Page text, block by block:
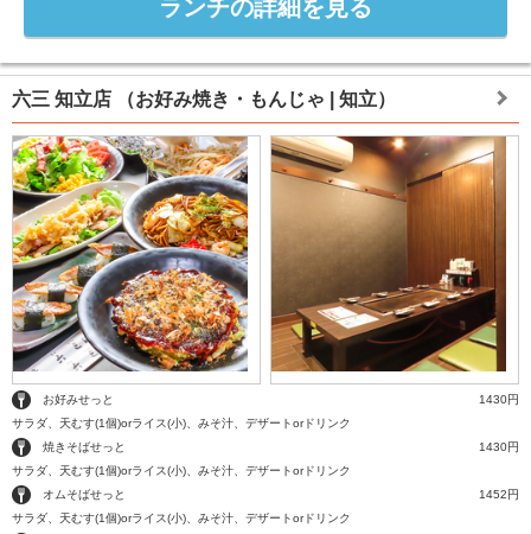
ランチの詳細を見る
六三 知立店 （お好み焼き・もんじゃ | 知立）
お好みせっと
1430円
サラダ、天むす(1個)orライス(小)、みそ汁、デザートorドリンク
焼きそばせっと
1430円
サラダ、天むす(1個)orライス(小)、みそ汁、デザートorドリンク
オムそばせっと
1452円
サラダ、天むす(1個)orライス(小)、みそ汁、デザートorドリンク